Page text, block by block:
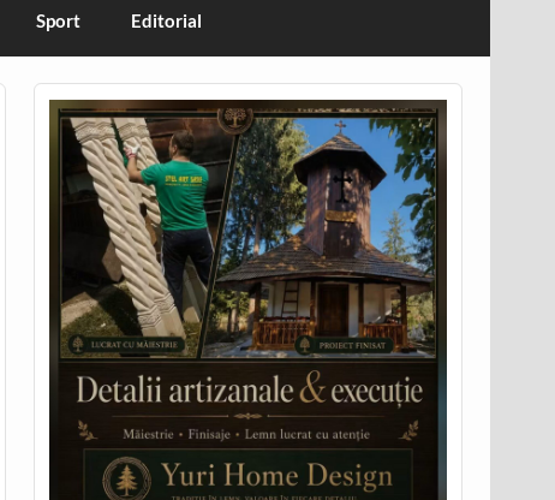
Sport Editorial